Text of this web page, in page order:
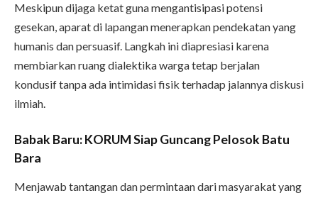
Meskipun dijaga ketat guna mengantisipasi potensi
gesekan, aparat di lapangan menerapkan pendekatan yang
humanis dan persuasif. Langkah ini diapresiasi karena
membiarkan ruang dialektika warga tetap berjalan
kondusif tanpa ada intimidasi fisik terhadap jalannya diskusi
ilmiah.
Babak Baru: KORUM Siap Guncang Pelosok Batu
Bara
Menjawab tantangan dan permintaan dari masyarakat yang